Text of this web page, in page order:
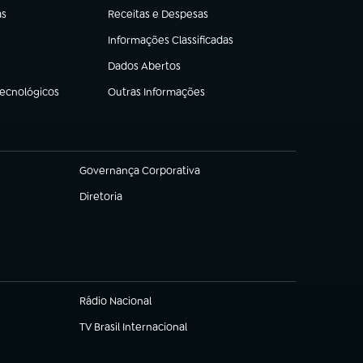
Receitas e Despesas
(abre em nova aba)
Informações Classificadas
(abre em nova aba)
Dados Abertos
(abre em nova aba)
Outras Informações
(abre em nova aba)
Governança Corporativa
(abre em nova aba)
Diretoria
(abre em nova aba)
Rádio Nacional
TV Brasil Internacional
(abre em nova aba)